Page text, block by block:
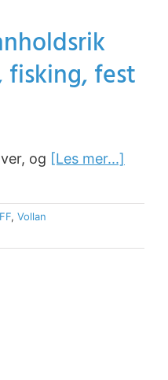
fest
og [Les mer...]
, Vollan